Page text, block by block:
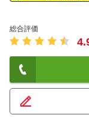
総合評価